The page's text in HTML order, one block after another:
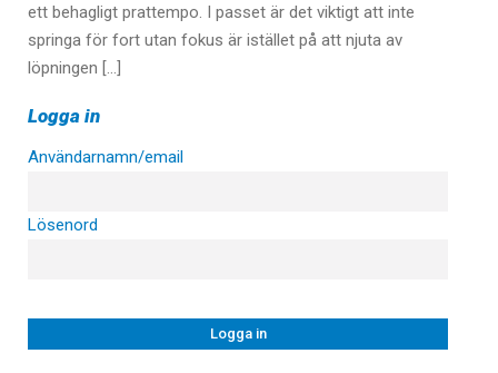
ett behagligt prattempo. I passet är det viktigt att inte
springa för fort utan fokus är istället på att njuta av
löpningen […]
Logga in
Användarnamn/email
Lösenord